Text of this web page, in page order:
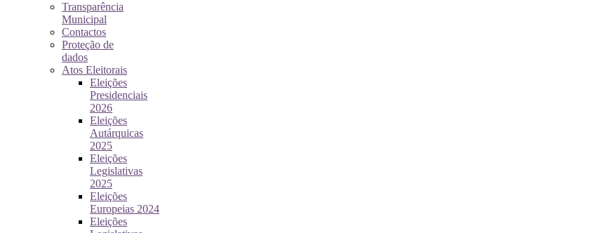
Transparência
Municipal
Contactos
Proteção de
dados
Atos Eleitorais
Eleições
Presidenciais
2026
Eleições
Autárquicas
2025
Eleições
Legislativas
2025
Eleições
Europeias 2024
Eleições